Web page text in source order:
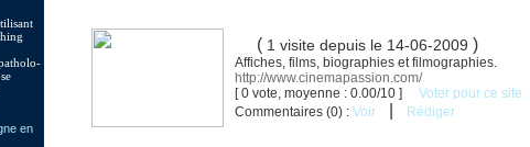
en
( 1 visite depuis le 14-06-2009 )
Affiches, films, biographies et filmographies.
http://www.cinemapassion.com/
[ 0 vote, moyenne : 0.00/10 ] Voter pour ce site
Commentaires (0) : Voir Rédiger